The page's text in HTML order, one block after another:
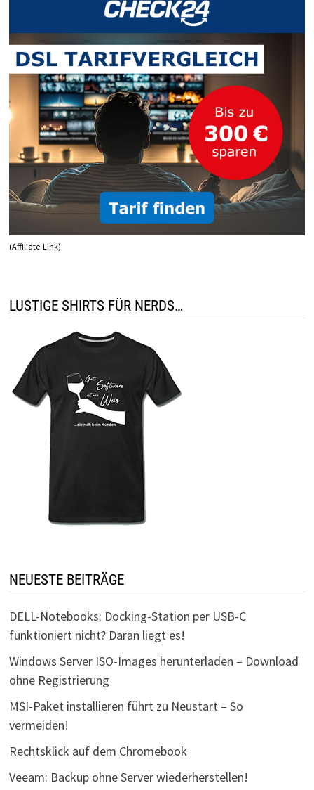
(Affiliate-Link)
LUSTIGE SHIRTS FÜR NERDS…
NEUESTE BEITRÄGE
DELL-Notebooks: Docking-Station per USB-C
funktioniert nicht? Daran liegt es!
Windows Server ISO-Images herunterladen – Download
ohne Registrierung
MSI-Paket installieren führt zu Neustart – So
vermeiden!
Rechtsklick auf dem Chromebook
Veeam: Backup ohne Server wiederherstellen!